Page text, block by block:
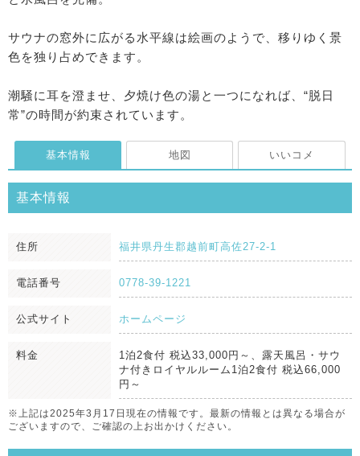
サウナの窓外に広がる水平線は絵画のようで、移りゆく景
色を独り占めできます。
潮騒に耳を澄ませ、夕焼け色の湯と一つになれば、“脱日
常”の時間が約束されています。
基本情報 地図 いいコメ
基本情報
住所 福井県丹生郡越前町高佐27-2-1
電話番号 0778-39-1221
公式サイト ホームページ
料金
1泊2食付 税込33,000円～、露天風呂・サウ
ナ付きロイヤルルーム1泊2食付 税込66,000
円～
※上記は2025年3月17日現在の情報です。最新の情報とは異なる場合が
ございますので、ご確認の上お出かけください。